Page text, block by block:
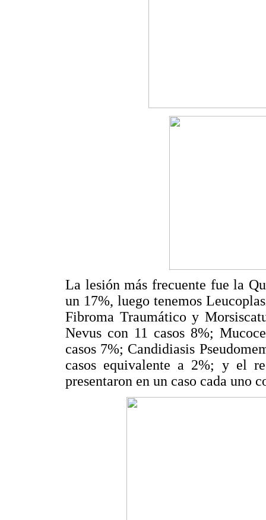
La lesión más frecuente fue la
un 17%, luego tenemos
Fibroma Traumático y
Nevus con 11 casos 8%;
casos 7%; Candidiasis
casos equivalente a 2%; y el
presentaron en un caso cada uno